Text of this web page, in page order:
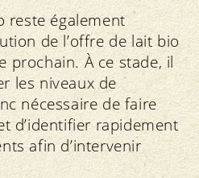
reste également
de l’offre de lait bio
prochain. À ce stade, il
les niveaux de
nécessaire de faire
d’identifier rapidement
afin d’intervenir